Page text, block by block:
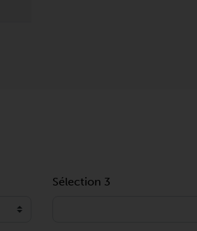
Sélection 3